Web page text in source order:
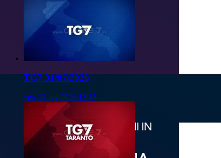
TG7 31/07/2026
ven, 31 lug 2026 13:55